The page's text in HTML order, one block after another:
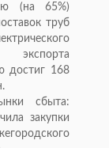
(на 65%)
труб
достиг 168
сбыта:
закупки